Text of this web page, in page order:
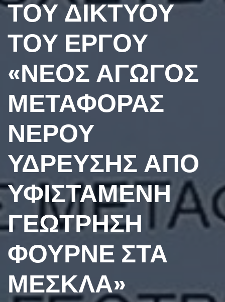
ΤΟΥ ΔΙΚΤΥΟΥ
ΤΟΥ ΕΡΓΟΥ
«ΝΕΟΣ ΑΓΩΓΟΣ
ΜΕΤΑΦΟΡΑΣ
ΝΕΡΟΥ
ΥΔΡΕΥΣΗΣ ΑΠΟ
ΥΦΙΣΤΑΜΕΝΗ
ΓΕΩΤΡΗΣΗ
ΦΟΥΡΝΕ ΣΤΑ
ΜΕΣΚΛΑ»